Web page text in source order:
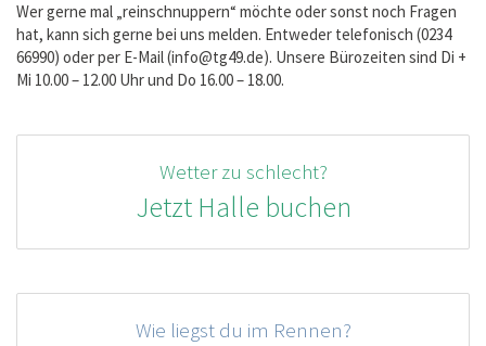
Wer gerne mal „reinschnuppern“ möchte oder sonst noch Fragen
hat, kann sich gerne bei uns melden. Entweder telefonisch (0234
66990) oder per E-Mail (info@tg49.de). Unsere Bürozeiten sind Di +
Mi 10.00 – 12.00 Uhr und Do 16.00 – 18.00.
Wetter zu schlecht?
Jetzt Halle buchen
Wie liegst du im Rennen?